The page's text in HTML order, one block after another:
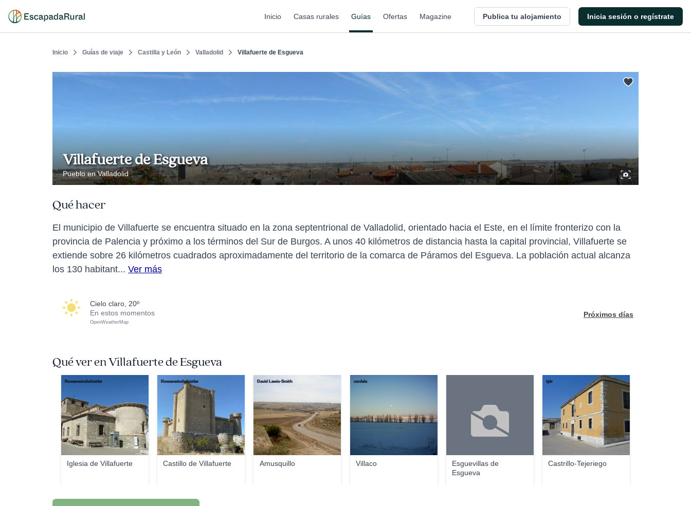
Inicio Casas rurales Guías Ofertas Magazine Publica tu alojamiento Inicia sesión o regístrate
Inicio Guías de viaje Castilla y León Valladolid Villafuerte de Esgueva
Villafuerte de Esgueva
Pueblo en Valladolid
Qué hacer
El municipio de Villafuerte se encuentra situado en la zona septentrional de Valladolid, orientado hacia el Este, en el límite fronterizo con la
provincia de Palencia y próximo a los términos del Sur de Burgos. A unos 40 kilómetros de distancia hasta la capital provincial, Villafuerte se
extiende sobre 26 kilómetros cuadrados aproximadamente del territorio de la comarca de Páramos del Esgueva. La población actual alcanza
los 130 habitant... Ver más
cielo claro, 20º
En estos momentos
OpenWeatherMap
Próximos días
Qué ver en Villafuerte de Esgueva
Iglesia de Villafuerte
Rowanwindwhistler
Castillo de Villafuerte
Rowanwindwhistler
Amusquillo
David Lewis-Smith
Villaco
csrdela
Esguevillas de
Esgueva
Castrillo-Tejeriego
tjdr